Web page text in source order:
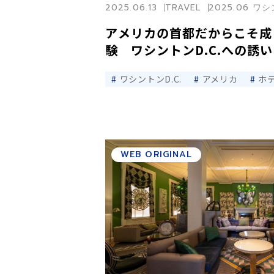
アメリカの首都だからこそ
験 ワシントンD.C.への誘い
2025.06.13 TRAVEL 2025.06 ワシ
ワシントンD.C. アメリカ ホ
WEB ORIGINAL